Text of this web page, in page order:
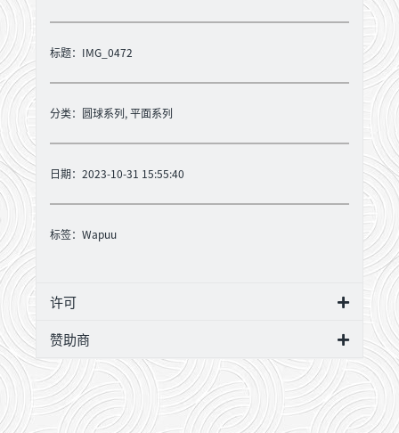
标题：IMG_0472
分类： 圆球系列,平面系列
日期：2023-10-31 15:55:40
标签： Wapuu
许可
赞助商